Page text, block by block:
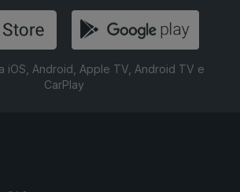
iOS, Android, Apple TV, Android TV e
CarPlay